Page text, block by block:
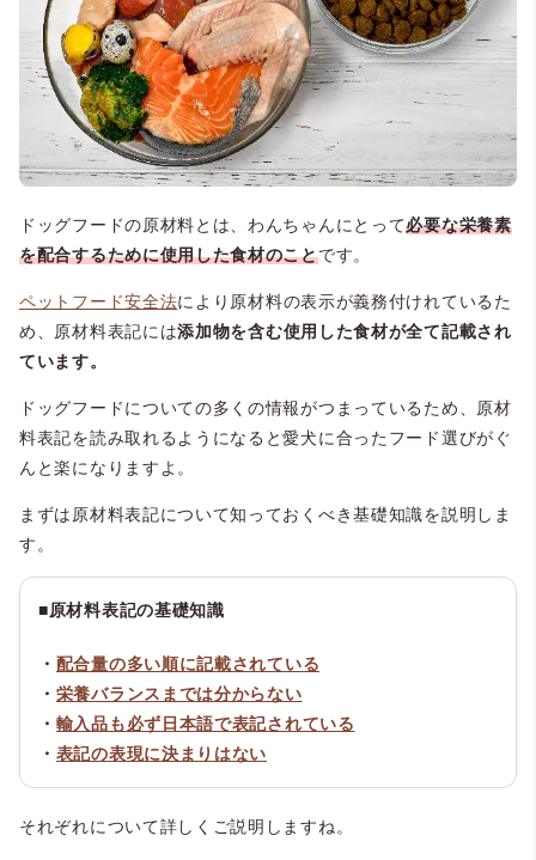
ドッグフードの原材料とは、わんちゃんにとって必要な栄養素
を配合するために使用した食材のことです。
ペットフード安全法により原材料の表示が義務付けれているた
め、原材料表記には添加物を含む使用した食材が全て記載され
ています。
ドッグフードについての多くの情報がつまっているため、原材
料表記を読み取れるようになると愛犬に合ったフード選びがぐ
んと楽になりますよ。
まずは原材料表記について知っておくべき基礎知識を説明しま
す。
■原材料表記の基礎知識
・ 配合量の多い順に記載されている
・ 栄養バランスまでは分からない
・ 輸入品も必ず日本語で表記されている
・ 表記の表現に決まりはない
それぞれについて詳しくご説明しますね。